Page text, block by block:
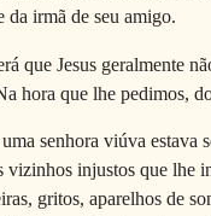
da irmã de seu amigo.
que Jesus geralmente
hora que lhe pedimos,
senhora viúva estava
vizinhos injustos que
gritos, aparelhos de